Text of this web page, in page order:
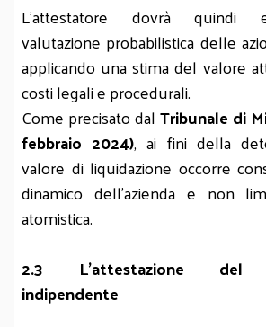
L’attestatore dovrà quindi
valutazione probabilistica delle
applicando una stima del valore
costi legali e procedurali.
Come precisato dalTribunale di
febbraio 2024), ai fini della
valore di liquidazione occorre
dinamico dell’azienda e non
atomistica.
2.3 L’attestazione del
indipendente